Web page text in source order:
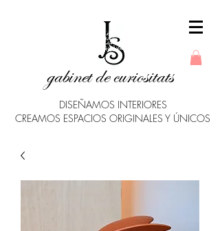
gabinet de curiositats
DISEÑAMOS INTERIORES
CREAMOS ESPACIOS ORIGINALES Y ÚNICOS